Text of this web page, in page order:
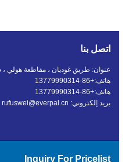
اتصل بنا
عنوان: طريق غوديان ، مقاطعة هولي ،
هاتف:+86-13779990314
هاتف:+86-13779990314
بريد إلكتروني: rufuswei@everpal.cn
Inquiry For Pricelist